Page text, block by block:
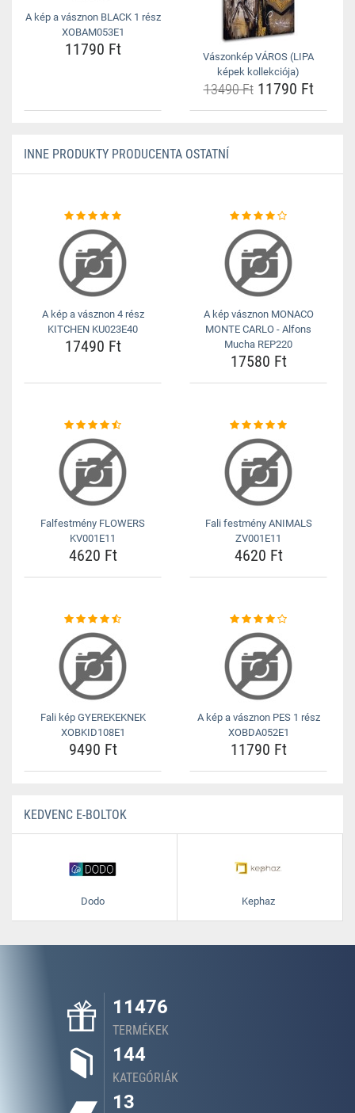
A kép a vásznon BLACK 1 rész
XOBAM053E1
11790 Ft
Vászonkép VÁROS (LIPA
képek kollekciója)
13490 Ft11790 Ft
INNE PRODUKTY PRODUCENTA OSTATNÍ
A kép a vásznon 4 rész
KITCHEN KU023E40
17490 Ft
A kép vásznon MONACO
MONTE CARLO - Alfons
Mucha REP220
17580 Ft
Falfestmény FLOWERS
KV001E11
4620 Ft
Fali festmény ANIMALS
ZV001E11
4620 Ft
Fali kép GYEREKEKNEK
XOBKID108E1
9490 Ft
A kép a vásznon PES 1 rész
XOBDA052E1
11790 Ft
KEDVENC E-BOLTOK
Dodo Kephaz
11476
TERMÉKEK
144
KATEGÓRIÁK
13